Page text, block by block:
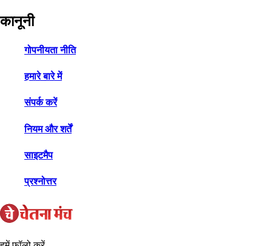
कानूनी
गोपनीयता नीति
हमारे बारे में
संपर्क करें
नियम और शर्तें
साइटमैप
प्रश्नोत्तर